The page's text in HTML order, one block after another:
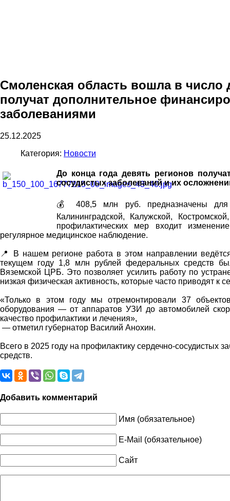
Смоленская область вошла в число
получат дополнительное
заболеваниями
25.12.2025
Категория: Новости
До конца года девять регионов
сосудистых заболеваний и их
💰 408,5 млн руб. предназначены для
Калининградской, Калужской,
профилактических мер входит
регулярное медицинское наблюдение.
📍 В нашем регионе работа в этом направлении
текущем году 1,8 млн рублей федеральных средств
Вяземской ЦРБ. Это позволяет усилить работу по
низкая физическая активность, которые часто приводят к
«Только в этом году мы отремонтировали 37
оборудования — от аппаратов УЗИ до автомобилей
качество профилактики и лечения»,
— отметил губернатор Василий Анохин.
Всего в 2025 году на профилактику сердечно-
средств.
Добавить комментарий
Имя (обязательное)
E-Mail (обязательное)
Сайт